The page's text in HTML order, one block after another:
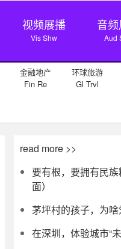
视频展播
Vis Shw
音
Aud
金融地产
Fin Re
环球旅游
Gl Trvl
read more >>
要有根，要拥有民
面）
茅坪村的孩子，为
在深圳，体验城市“